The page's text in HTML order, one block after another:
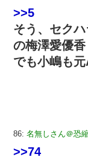
>>5
そう、セク
の梅澤愛優香
でも小嶋も
86: 名無しさん＠恐
>>74